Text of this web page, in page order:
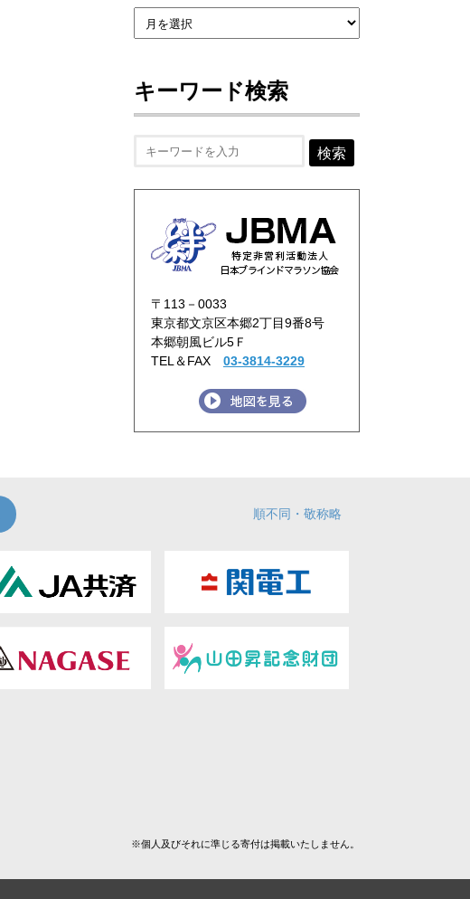
キーワード検索
検索
〒113－0033
東京都文京区本郷2丁目9番8号
本郷朝風ビル5Ｆ
TEL＆FAX 03-3814-3229
順不同・敬称略
※個人及びそれに準じる寄付は掲載いたしません。